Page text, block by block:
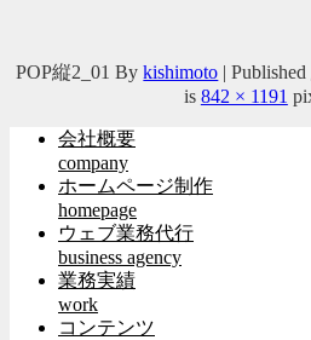
POP縦2_01 By kishimoto | Published
is 842 × 1191
会社概要
company
ホームページ制作
homepage
ウェブ業務代行
business agency
業務実績
work
コンテンツ